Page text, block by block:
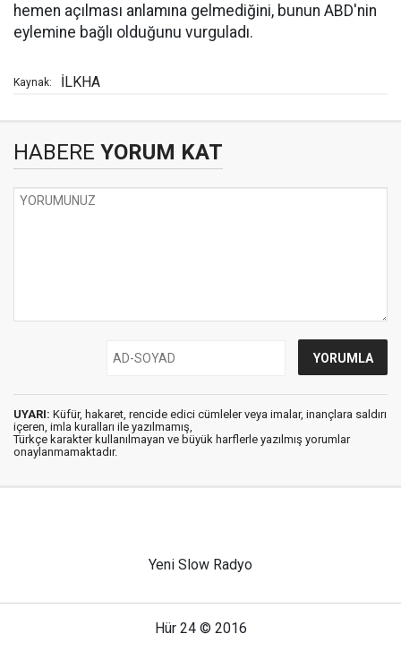
hemen açılması anlamına gelmediğini, bunun ABD'nin
eylemine bağlı olduğunu vurguladı.
Kaynak: İLKHA
HABERE YORUM KAT
UYARI: Küfür, hakaret, rencide edici cümleler veya imalar, inançlara saldırı
içeren, imla kuralları ile yazılmamış,
Türkçe karakter kullanılmayan ve büyük harflerle yazılmış yorumlar
onaylanmamaktadır.
Yeni Slow Radyo
Hür 24 © 2016